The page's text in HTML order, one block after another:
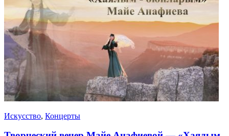
Искусство, Концерты